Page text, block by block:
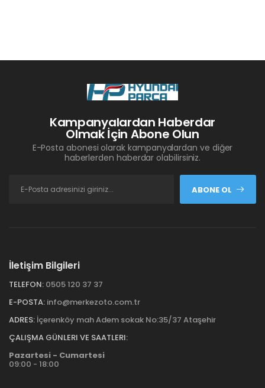
Kampanyalardan Haberdar
Olmak İçin Abone Olun
E-Posta abonesi olarak kampanyalardan ve diğer
haberlerden haberdar olabilirsiniz.
ABONE OL
İletişim Bilgileri
TELEFON: 0505 120 37 37
E-POSTA: info@merkezoto.com.tr
ADRES: İçerenköy mah Adem sokak No:35/37 Ataşehir
ÇALIŞMA GÜNLERI VE SAATLERI:
Pazartesi - Cumartesi
09:00 - 18:00